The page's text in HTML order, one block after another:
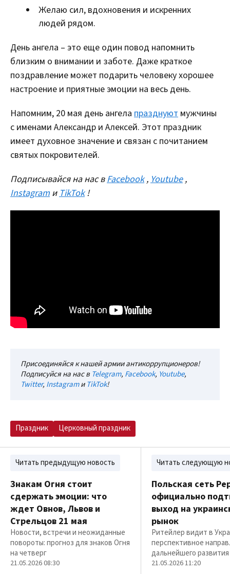
Желаю сил, вдохновения и искренних
людей рядом.
День ангела – это еще один повод напомнить
близким о внимании и заботе. Даже краткое
поздравление может подарить человеку хорошее
настроение и приятные эмоции на весь день.
Напомним, 20 мая день ангела празднуют мужчины
с именами Александр и Алексей. Этот праздник
имеет духовное значение и связан с почитанием
святых покровителей.
Подписывайся на нас в Facebook , Youtube ,
Instagram и TikTok !
Присоединяйся к нашей армии антикоррупционеров!
Подписуйся на нас в Telegram, Facebook, Youtube,
Twitter, InstagramиTikTok!
Праздник Церковный праздник
Читать предыдущую новость
Знакам Огня стоит
сдержать эмоции: что
ждет Овнов, Львов и
Стрельцов 21 мая
Новости, встречи и неожиданные
повороты: прогноз для знаков Огня
на четверг
21.05.2026 08:30
Читать следующую
Польская сеть
официально
выход на
рынок
Ритейлер видит в
перспективное
дальнейшего развития
21.05.2026 11:20